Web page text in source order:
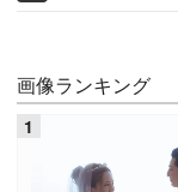
画像ランキング